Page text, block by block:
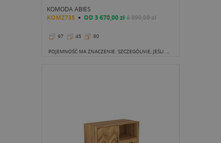
KOMODA ABIES
KOM2735 OD 3 670,00 zł4 890,00 zł
97 45 80
POJEMNOŚĆ MA ZNACZENIE. SZCZEGÓLNIE, JEŚLI NIE DYSPONUJEMY DUŻĄ POWIERZCHNIĄ, A POTRZEBUJEMY ZMIEŚCIĆ NAPRAWDĘ SPORO RZECZY.